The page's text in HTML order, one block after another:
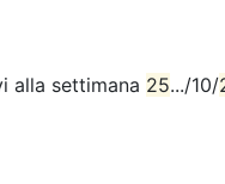
alla settimana 25.../10/